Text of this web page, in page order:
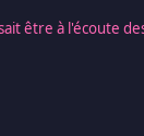
être à l'écoute